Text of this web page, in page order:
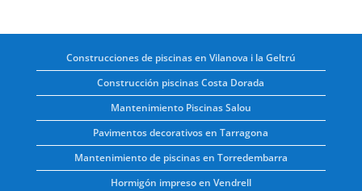
Construcciones de piscinas en Vilanova i la Geltrú
Construcción piscinas Costa Dorada
Mantenimiento Piscinas Salou
Pavimentos decorativos en Tarragona
Mantenimiento de piscinas en Torredembarra
Hormigón impreso en Vendrell